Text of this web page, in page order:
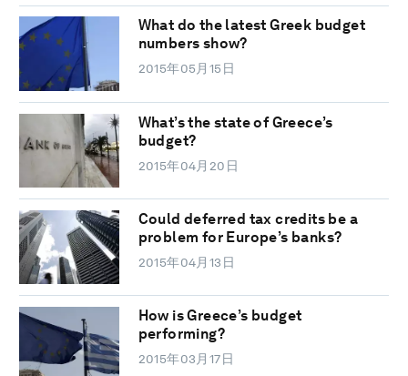
What do the latest Greek budget
numbers show?
2015年05月15日
What’s the state of Greece’s
budget?
2015年04月20日
Could deferred tax credits be a
problem for Europe’s banks?
2015年04月13日
How is Greece’s budget
performing?
2015年03月17日